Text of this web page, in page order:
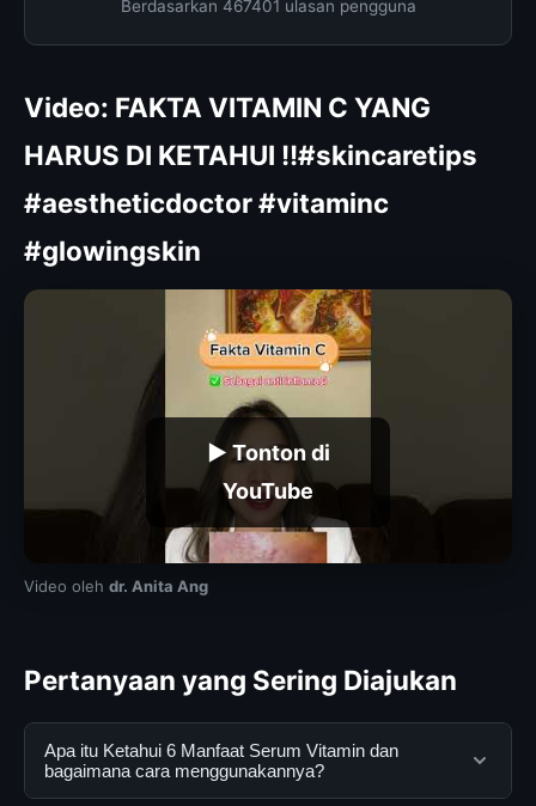
Berdasarkan 467401 ulasan pengguna
Video: FAKTA VITAMIN C YANG
HARUS DI KETAHUI !!#skincaretips
#aestheticdoctor #vitaminc
#glowingskin
▶ Tonton di
YouTube
Video oleh dr. Anita Ang
Pertanyaan yang Sering Diajukan
Apa itu Ketahui 6 Manfaat Serum Vitamin dan
bagaimana cara menggunakannya?